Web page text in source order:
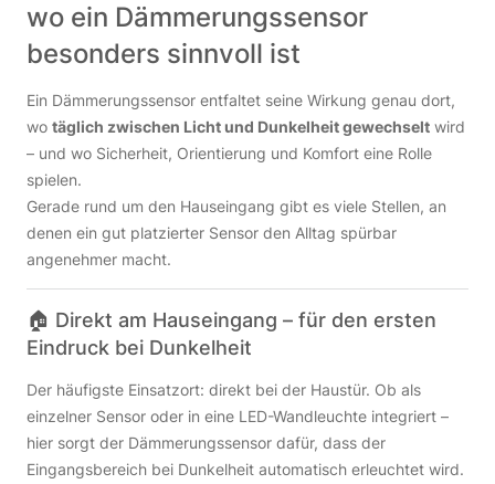
wo ein Dämmerungssensor
besonders sinnvoll ist
Ein Dämmerungssensor entfaltet seine Wirkung genau dort,
wo täglich zwischen Licht und Dunkelheit gewechselt wird
– und wo Sicherheit, Orientierung und Komfort eine Rolle
spielen.
Gerade rund um den Hauseingang gibt es viele Stellen, an
denen ein gut platzierter Sensor den Alltag spürbar
angenehmer macht.
🏠 Direkt am Hauseingang – für den ersten
Eindruck bei Dunkelheit
Der häufigste Einsatzort: direkt bei der Haustür. Ob als
einzelner Sensor oder in eine LED-Wandleuchte integriert –
hier sorgt der Dämmerungssensor dafür, dass der
Eingangsbereich bei Dunkelheit automatisch erleuchtet wird.